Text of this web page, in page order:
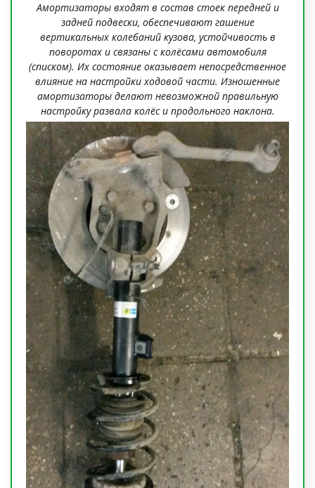
Амортизаторы входят в состав стоек передней и
задней подвески, обеспечивают гашение
вертикальных колебаний кузова, устойчивость в
поворотах и связаны с колёсами автомобиля
(списком). Их состояние оказывает непосредственное
влияние на настройки ходовой части. Изношенные
амортизаторы делают невозможной правильную
настройку развала колёс и продольного наклона.